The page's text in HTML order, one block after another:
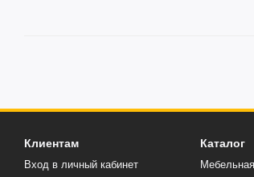
Клиентам
Вход в личный кабинет
Каталог